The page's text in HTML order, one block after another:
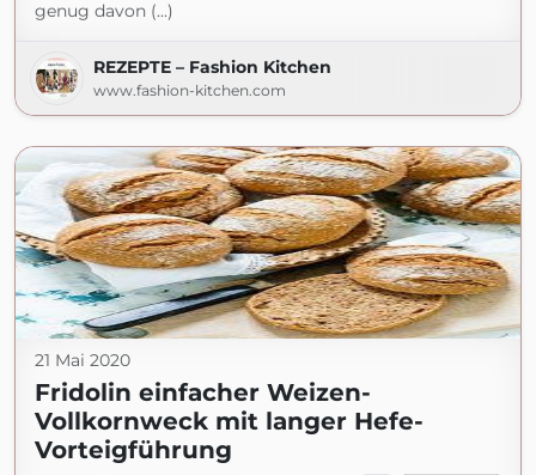
genug davon (...)
REZEPTE – Fashion Kitchen
www.fashion-kitchen.com
21 Mai 2020
Fridolin einfacher Weizen-
Vollkornweck mit langer Hefe-
Vorteigführung